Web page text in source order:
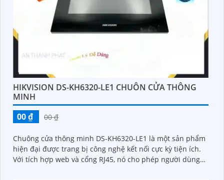
HIKVISION DS-KH6320-LE1 CHUÔN CỬA THÔNG
MINH
00 ₫
00 ₫
Chuông cửa thông minh DS-KH6320-LE1 là một sản phẩm
hiện đại được trang bị công nghệ kết nối cực kỳ tiện ích.
Với tích hợp web và cổng RJ45, nó cho phép người dùng